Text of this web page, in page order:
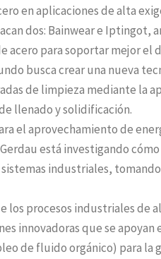
en aplicaciones de alta
dos: Bainwear e Iptingot,
acero para soportar mejor el
busca crear una nueva
de limpieza mediante la
llenado y solidificación.
el aprovechamiento de
está investigando
industriales,
los procesos industriales de
innovadoras que se apoyan
de fluido orgánico) para